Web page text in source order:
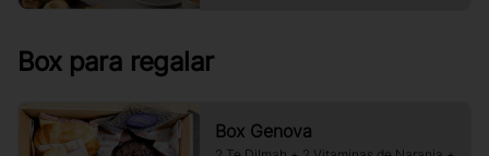
Box para regalar
Box Genova